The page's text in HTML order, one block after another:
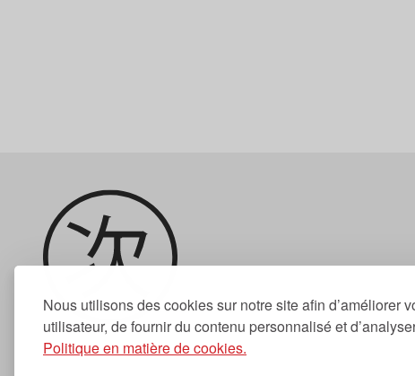
Nous utilisons des cookies sur notre site afin d’améliorer
utilisateur, de fournir du contenu personnalisé et
Politique en matière de cookies.